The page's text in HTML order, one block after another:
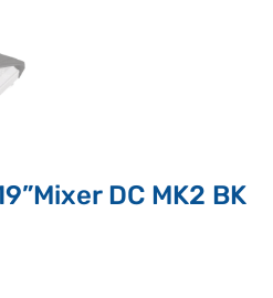
DC MK2 BK